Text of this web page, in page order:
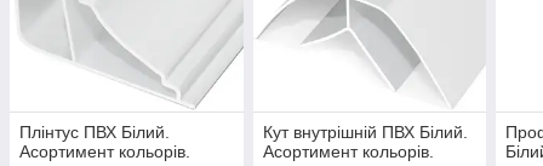
Плінтус ПВХ Білий.
Асортимент кольорів.
Кут внутрішній ПВХ Білий.
Асортимент кольорів.